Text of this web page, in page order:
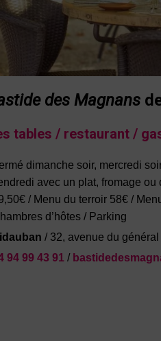
des Magnans
tables / restaurant /
dimanche soir, mercredi
avec un plat, fromage
/ Menu du terroir 58€ /
d’hôtes / Parking
/ 32, avenue du
94 99 43 91 /